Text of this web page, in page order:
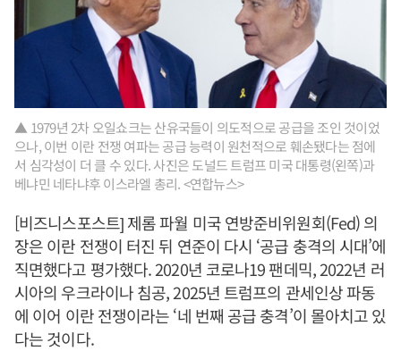
▲ 1979년 2차 오일쇼크는 산유국들이 의도적으로 공급을 조인 것이었
으나, 이번 이란 전쟁 여파는 공급 능력이 원천적으로 훼손됐다는 점에
서 심각성이 더 클 수 있다. 사진은 도널드 트럼프 미국 대통령(왼쪽)과
베냐민 네타냐후 이스라엘 총리. <연합뉴스>
[비즈니스포스트] 제롬 파월 미국 연방준비위원회(Fed) 의
장은 이란 전쟁이 터진 뒤 연준이 다시 ‘공급 충격의 시대’에
직면했다고 평가했다. 2020년 코로나19 팬데믹, 2022년 러
시아의 우크라이나 침공, 2025년 트럼프의 관세인상 파동
에 이어 이란 전쟁이라는 ‘네 번째 공급 충격’이 몰아치고 있
다는 것이다.